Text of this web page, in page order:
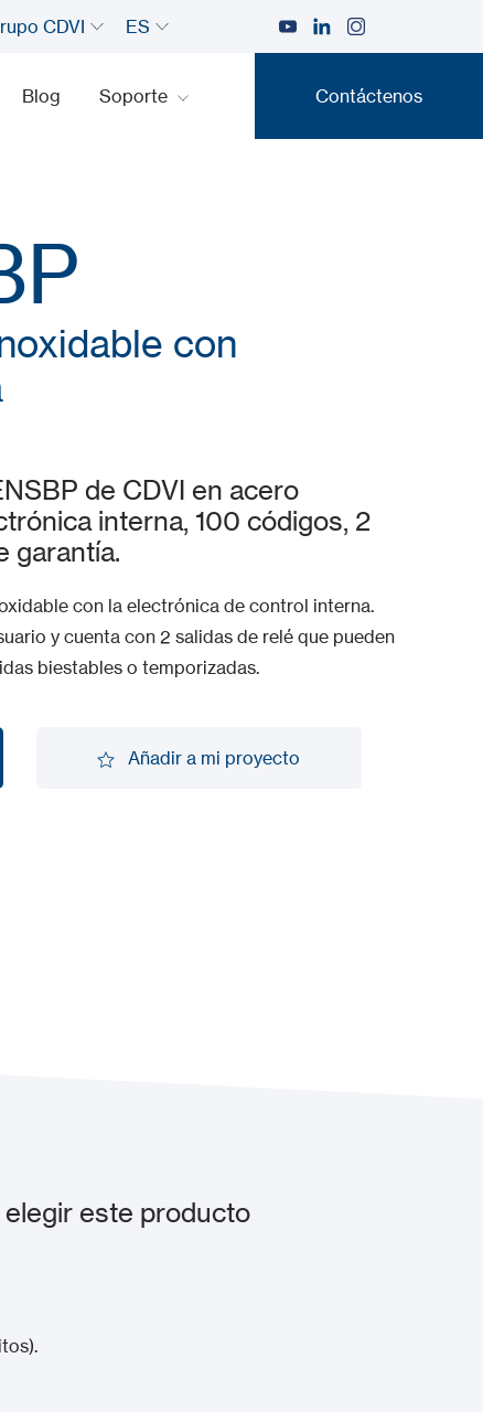
CDVI ES
Blog Soporte Contáctenos
con
de CDVI en acero
interna, 100 códigos, 2
garantía.
con la electrónica de control interna.
y cuenta con 2 salidas de relé que pueden
biestables o temporizadas.
Añadir a mi proyecto
elegir este producto